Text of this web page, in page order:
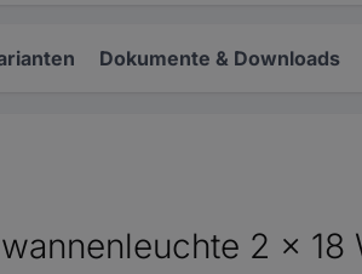
Dokumente & Downloads
2 x 18